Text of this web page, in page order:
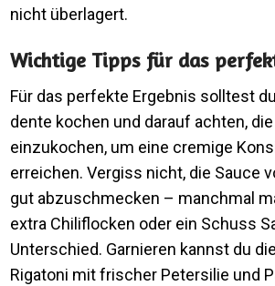
nicht überlagert.
Wichtige Tipps für das
Für das perfekte Ergebnis solltest
dente kochen und darauf achten,
einzukochen, um eine cremige
erreichen. Vergiss nicht, die Sauce
gut abzuschmecken – manchmal
extra Chiliflocken oder ein Schuss
Unterschied. Garnieren kannst du
Rigatoni mit frischer Petersilie und